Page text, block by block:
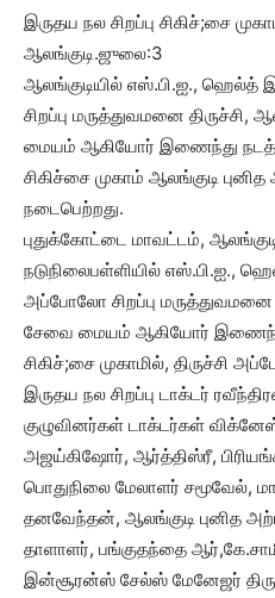
இருதய நல சிறப்பு சிகிச்;சை
ஆலங்குடி.ஜுலை:3
ஆலங்குடியில் எஸ்.பி.ஐ., ஹெல்த்
சிறப்பு மருத்துவமனை
மையம் ஆகியோர் இணைந்து
சிகிச்சை முகாம் ஆலங்குடி
நடைபெற்றது.
புதுக்கோட்டை மாவட்டம்,
நடுநிலைபள்ளியில் எஸ்.பி.ஐ.,
அப்போலோ சிறப்பு மருத்துவமனை
சேவை மையம் ஆகியோர் இணைந்து
சிகிச்;சை முகாமில், திருச்சி
இருதய நல சிறப்பு டாக்டர்
குழுவினர்கள் டாக்டர்கள்
அஜய்கிஷோர், ஆர்த்திஸ்ரீ,
பொதுநிலை மேலாளர் சமூவேல்,
தனவேந்தன், ஆலங்குடி புனித
தாளாளர், பங்குதந்தை
இன்சூரன்ஸ் சேல்ஸ் மேனேஜர்